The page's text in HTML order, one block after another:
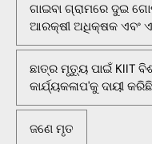
ଗାଇବା ଗ୍ରାମରେ ଦୁଇ
ଆରକ୍ଷୀ ଅଧିକ୍ଷକ ଏବଂ
ଛାତ୍ର ମୃତ୍ୟୁ ପାଇଁ KIIT
କାର୍ଯ୍ୟକଳାପ'କୁ ଦାୟୀ
ଜଣେ ମୃତ